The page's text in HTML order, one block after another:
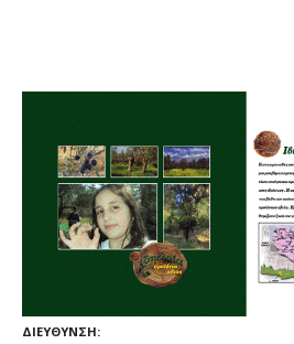
ΔΙΕΎΘΥΝΣΗ